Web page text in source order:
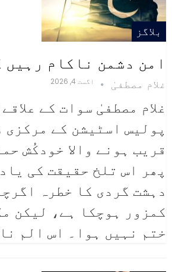
بلاگز
امن دشمن ناکام رہیں
غلام مصطفیٰ اگست 4, 2026
غلام مصطفیٰ سوات کے
پولیس اسٹیشن کے مرکزی
قریب ہونے والا خودکُش
پھر اس تلخ حقیقت کی
دہشت گردی کا خطرہ
کمزور ہوچکا ہے، لیکن
ختم نہیں ہوا۔ اس الم